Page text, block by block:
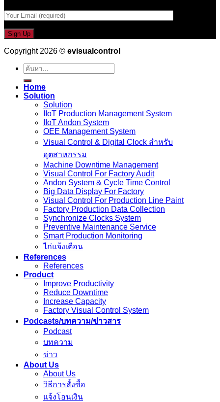
Copyright 2026 © evisualcontrol
ค้นหา:
Home
Solution
Solution
IIoT Production Management System
IIoT Andon System
OEE Management System
Visual Control & Digital Clock สำหรับ
อุตสาหกรรม
Machine Downtime Management
Visual Control For Factory Audit
Andon System & Cycle Time Control
Big Data Display For Factory
Visual Control For Production Line Paint
Factory Production Data Collection
Synchronize Clocks System
Preventive Maintenance Service
Smart Production Monitoring
ไก่แจ้งเตือน
References
References
Product
Improve Productivity
Reduce Downtime
Increase Capacity
Factory Visual Control System
Podcasts/บทความ/ข่าวสาร
Podcast
บทความ
ข่าว
About Us
About Us
วิธีการสั้งซื้อ
แจ้งโอนเงิน